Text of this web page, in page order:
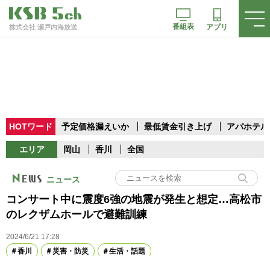
株式会社 瀬戸内海放送 番組表 アプリ
HOTワード 予定価格漏えいか 最低賃金引き上げ アパホテル
エリア 岡山 香川 全国
ニュース
コンサート中に震度6強の地震が発生と想定…高松市
のレクザムホールで避難訓練
2024/6/21 17:28
香川
災害・防災 生活・話題